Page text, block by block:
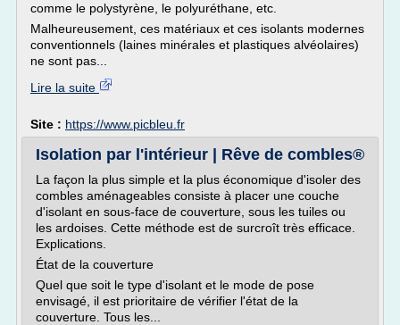
comme le polystyrène, le polyuréthane, etc.
Malheureusement, ces matériaux et ces isolants modernes
conventionnels (laines minérales et plastiques alvéolaires)
ne sont pas...
Lire la suite
Site : https://www.picbleu.fr
Isolation par l'intérieur | Rêve de combles®
La façon la plus simple et la plus économique d'isoler des
combles aménageables consiste à placer une couche
d'isolant en sous-face de couverture, sous les tuiles ou
les ardoises. Cette méthode est de surcroît très efficace.
Explications.
État de la couverture
Quel que soit le type d'isolant et le mode de pose
envisagé, il est prioritaire de vérifier l'état de la
couverture. Tous les...